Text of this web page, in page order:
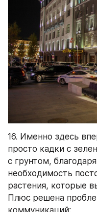
16. Именно здесь
просто кадки с
с грунтом,
необходимость
растения, которые
Плюс решена